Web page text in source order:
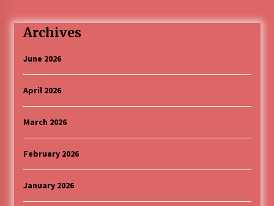
Archives
June 2026
April 2026
March 2026
February 2026
January 2026